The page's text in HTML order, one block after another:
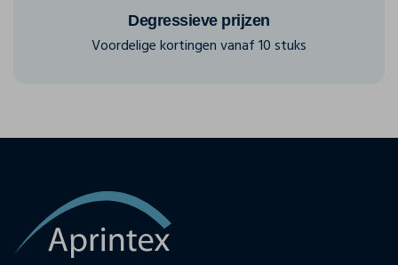
Degressieve prijzen
Voordelige kortingen vanaf 10 stuks